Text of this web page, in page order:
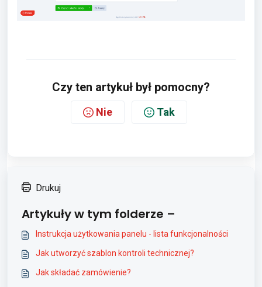
Czy ten artykuł był pomocny?
Nie Tak
Drukuj
Artykuły w tym folderze –
Instrukcja użytkowania panelu - lista funkcjonalności
Jak utworzyć szablon kontroli technicznej?
Jak składać zamówienie?